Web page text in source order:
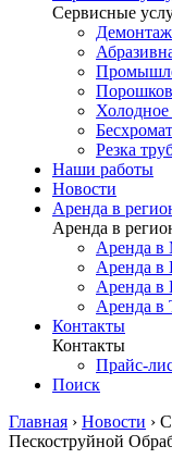
Сервисные
Резка
Наши работы
Новости
Аренда в
Аренда в
Аренда в
Аренда в
Аренда в
Аренда в
Контакты
Контакты
Прайс-
Поиск
Главная › Новости ›
Пескоструйной